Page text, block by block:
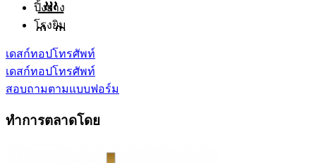
ปิ้งย่าง
โรงยิม
เดสก์ทอปโทรศัพท์
เดสก์ทอปโทรศัพท์
สอบถามตามแบบฟอร์ม
ทำการตลาดโดย